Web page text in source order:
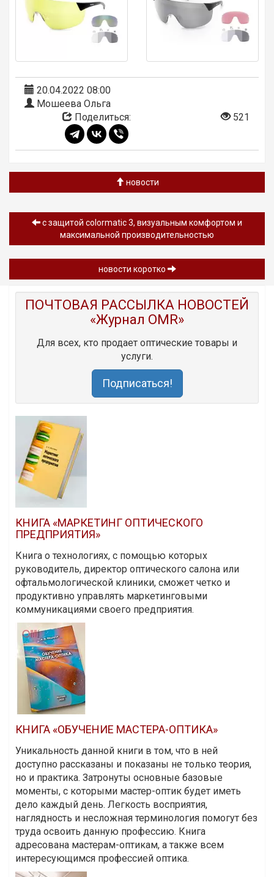
20.04.2022 08:00
Мошеева Ольга
Поделиться:
521
новости
c защитой colormatic 3, визуальным комфортом и
максимальной производительностью
новости коротко
ПОЧТОВАЯ РАССЫЛКА НОВОСТЕЙ
«Журнал OMR»
Для всех, кто продает оптические товары и
услуги.
Подписаться!
КНИГА «МАРКЕТИНГ ОПТИЧЕСКОГО
ПРЕДПРИЯТИЯ»
Книга о технологиях, с помощью которых
руководитель, директор оптического салона или
офтальмологической клиники, сможет четко и
продуктивно управлять маркетинговыми
коммуникациями своего предприятия.
КНИГА «ОБУЧЕНИЕ МАСТЕРА-ОПТИКА»
Уникальность данной книги в том, что в ней
доступно рассказаны и показаны не только теория,
но и практика. Затронуты основные базовые
моменты, с которыми мастер-оптик будет иметь
дело каждый день. Легкость восприятия,
наглядность и несложная терминология помогут без
труда освоить данную профессию. Книга
адресована мастерам-оптикам, а также всем
интересующимся профессией оптика.